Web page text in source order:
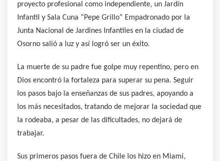
proyecto profesional como independiente, un Jardín
Infantil y Sala Cuna “Pepe Grillo” Empadronado por la
Junta Nacional de Jardines Infantiles en la ciudad de
Osorno salió a luz y así logró ser un éxito.
La muerte de su padre fue golpe muy repentino, pero en
Dios encontró la fortaleza para superar su pena. Seguir
los pasos bajo la enseñanzas de sus padres, apoyando a
los más necesitados, tratando de mejorar la sociedad que
la rodeaba, a pesar de las dificultades, no dejará de
trabajar.
Sus primeros pasos fuera de Chile los hizo en Miami,